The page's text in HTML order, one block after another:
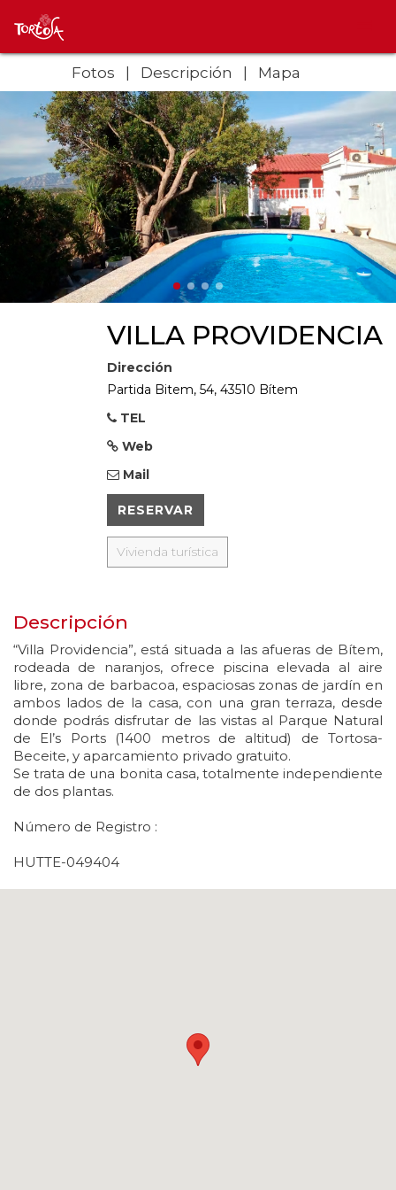
Fotos Descripción Mapa
VILLA PROVIDENCIA
Dirección
Partida Bitem, 54, 43510 Bítem
TEL
Web
Mail
RESERVAR
Vivienda turística
Descripción
“Villa Providencia”, está situada a las afueras de Bítem,
rodeada de naranjos, ofrece piscina elevada al aire
libre, zona de barbacoa, espaciosas zonas de jardín en
ambos lados de la casa, con una gran terraza, desde
donde podrás disfrutar de las vistas al Parque Natural
de El’s Ports (1400 metros de altitud) de Tortosa-
Beceite, y aparcamiento privado gratuito.
Se trata de una bonita casa, totalmente independiente
de dos plantas.
Número de Registro :
HUTTE-049404